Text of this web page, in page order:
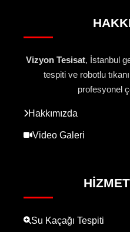
Vizyon Tesisat, İstanbul
tespiti ve robotlu
profesyonel
Hakkımızda
Video Galeri
Su Kaçağı Tespiti